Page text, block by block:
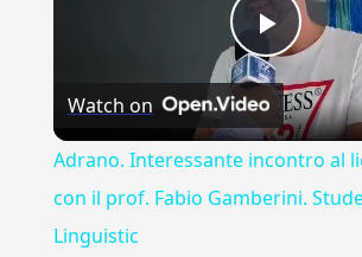
Play
Video
Watch on
Adrano. Interessante incontro al
con il prof. Fabio Gamberini.
Linguistic